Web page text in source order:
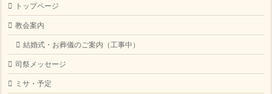
トップページ
教会案内
結婚式・お葬儀のご案内（工事中）
司祭メッセージ
ミサ・予定